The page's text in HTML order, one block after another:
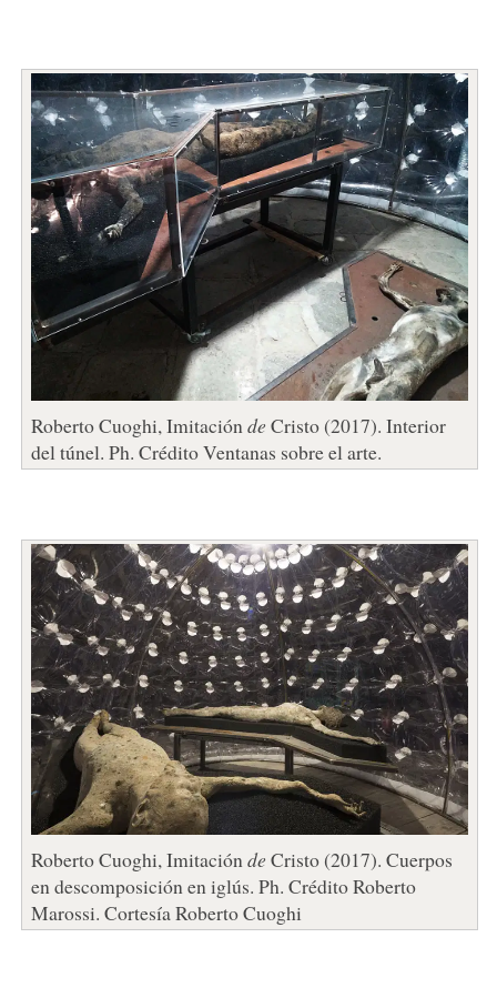
Roberto Cuoghi, Imitación de Cristo (2017). Interior
del túnel. Ph. Crédito Ventanas sobre el arte.
Roberto Cuoghi, Imitación de Cristo (2017). Cuerpos
en descomposición en iglús. Ph. Crédito Roberto
Marossi. Cortesía Roberto Cuoghi